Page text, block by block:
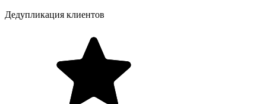
Дедупликация клиентов